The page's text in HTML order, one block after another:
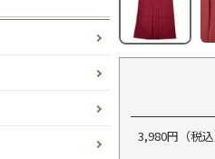
3,980円（税